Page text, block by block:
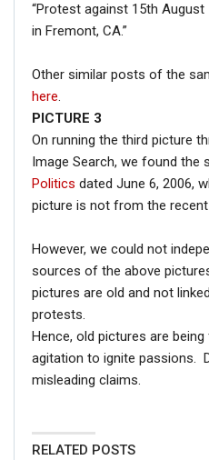
“Protest against 15th August
in Fremont, CA.”
Other similar posts of the
here.
PICTURE 3
On running the third picture
Image Search, we found the
Politics dated June 6, 2006,
picture is not from the
However, we could not
sources of the above
pictures are old and not
protests.
Hence, old pictures are
agitation to ignite passions.
misleading claims.
RELATED POSTS